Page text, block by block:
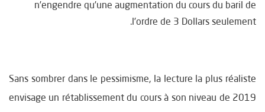
n’engendre qu’une augmentation du cours du baril de
l’ordre de 3 Dollars seulement.
Sans sombrer dans le pessimisme, la lecture la plus réaliste
envisage un rétablissement du cours à son niveau de 2019